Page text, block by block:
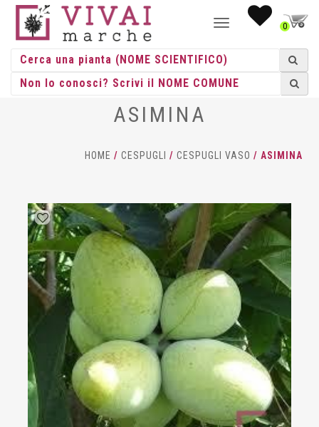
NAVIGAZIONE0
ASIMINA
HOME / CESPUGLI / CESPUGLI VASO / ASIMINA